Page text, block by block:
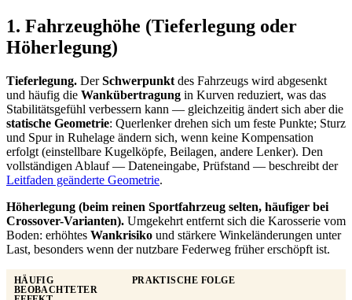
1. Fahrzeughöhe (Tieferlegung oder
Höherlegung)
Tieferlegung. DerSchwerpunkt des Fahrzeugs wird abgesenkt
und häufig die Wankübertragung in Kurven reduziert, was das
Stabilitätsgefühl verbessern kann — gleichzeitig ändert sich aber die
statische Geometrie: Querlenker drehen sich um feste Punkte; Sturz
und Spur in Ruhelage ändern sich, wenn keine Kompensation
erfolgt (einstellbare Kugelköpfe, Beilagen, andere Lenker). Den
vollständigen Ablauf — Dateneingabe, Prüfstand — beschreibt der
Leitfaden geänderte Geometrie.
Höherlegung (beim reinen Sportfahrzeug selten, häufiger bei
Crossover-Varianten). Umgekehrt entfernt sich die Karosserie vom
Boden: erhöhtes Wankrisiko und stärkere Winkeländerungen unter
Last, besonders wenn der nutzbare Federweg früher erschöpft ist.
HÄUFIG
BEOBACHTETER
PRAKTISCHE FOLGE